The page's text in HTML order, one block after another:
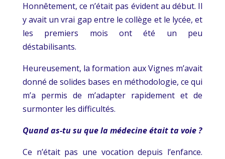
Honnêtement, ce n’était pas évident au début. Il
y avait un vrai gap entre le collège et le lycée, et
les premiers mois ont été un peu
déstabilisants.
Heureusement, la formation aux Vignes m’avait
donné de solides bases en méthodologie, ce qui
m’a permis de m’adapter rapidement et de
surmonter les difficultés.
Quand as-tu su que la médecine était ta voie ?
Ce n’était pas une vocation depuis l’enfance.